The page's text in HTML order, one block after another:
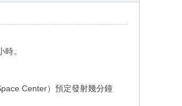
。
Center）預定發射幾分鐘